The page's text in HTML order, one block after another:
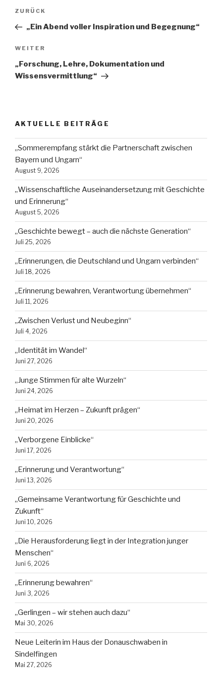
Beitragsnavigation
Vorheriger
Beitrag
ZURÜCK
„Ein Abend voller Inspiration und Begegnung“
Nächster
Beitrag
WEITER
„Forschung, Lehre, Dokumentation und
Wissensvermittlung“
AKTUELLE BEITRÄGE
„Sommerempfang stärkt die Partnerschaft zwischen
Bayern und Ungarn“
August 9, 2026
„Wissenschaftliche Auseinandersetzung mit Geschichte
und Erinnerung“
August 5, 2026
„Geschichte bewegt – auch die nächste Generation“
Juli 25, 2026
„Erinnerungen, die Deutschland und Ungarn verbinden“
Juli 18, 2026
„Erinnerung bewahren, Verantwortung übernehmen“
Juli 11, 2026
„Zwischen Verlust und Neubeginn“
Juli 4, 2026
„Identität im Wandel“
Juni 27, 2026
„Junge Stimmen für alte Wurzeln“
Juni 24, 2026
„Heimat im Herzen – Zukunft prägen“
Juni 20, 2026
„Verborgene Einblicke“
Juni 17, 2026
„Erinnerung und Verantwortung“
Juni 13, 2026
„Gemeinsame Verantwortung für Geschichte und
Zukunft“
Juni 10, 2026
„Die Herausforderung liegt in der Integration junger
Menschen“
Juni 6, 2026
„Erinnerung bewahren“
Juni 3, 2026
„Gerlingen – wir stehen auch dazu“
Mai 30, 2026
Neue Leiterin im Haus der Donauschwaben in
Sindelfingen
Mai 27, 2026